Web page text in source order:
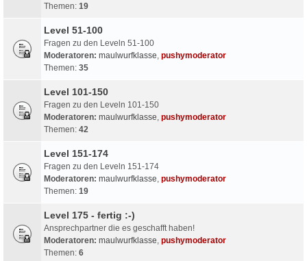
Themen: 19
Level 51-100
Fragen zu den Leveln 51-100
Moderatoren: maulwurfklasse, pushymoderator
Themen: 35
Level 101-150
Fragen zu den Leveln 101-150
Moderatoren: maulwurfklasse, pushymoderator
Themen: 42
Level 151-174
Fragen zu den Leveln 151-174
Moderatoren: maulwurfklasse, pushymoderator
Themen: 19
Level 175 - fertig :-)
Ansprechpartner die es geschafft haben!
Moderatoren: maulwurfklasse, pushymoderator
Themen: 6